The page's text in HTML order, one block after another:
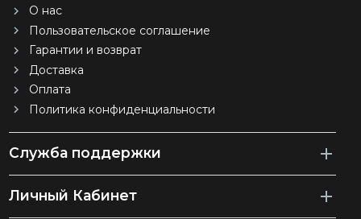
О нас
Пользовательское соглашение
Гарантии и возврат
Доставка
Оплата
Политика конфиденциальности
Служба поддержки
Личный Кабинет